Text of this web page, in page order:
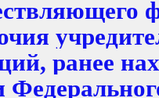
ранее